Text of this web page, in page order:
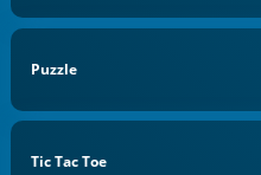
Puzzle
Tic Tac Toe